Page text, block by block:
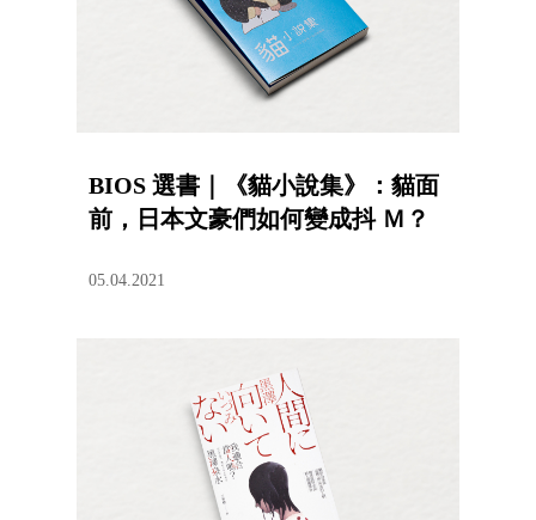
BIOS 選書｜《貓小說集》：貓面
前，日本文豪們如何變成抖 Ｍ？
05.04.2021